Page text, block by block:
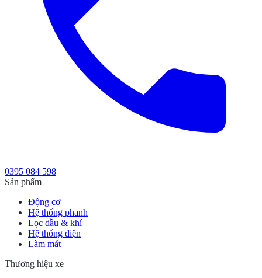
0395 084 598
Sản phẩm
Động cơ
Hệ thống phanh
Lọc dầu & khí
Hệ thống điện
Làm mát
Thương hiệu xe